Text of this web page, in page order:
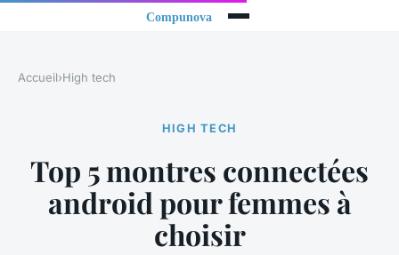
Accueil›High tech
HIGH TECH
Top 5 montres connectées
android pour femmes à
choisir